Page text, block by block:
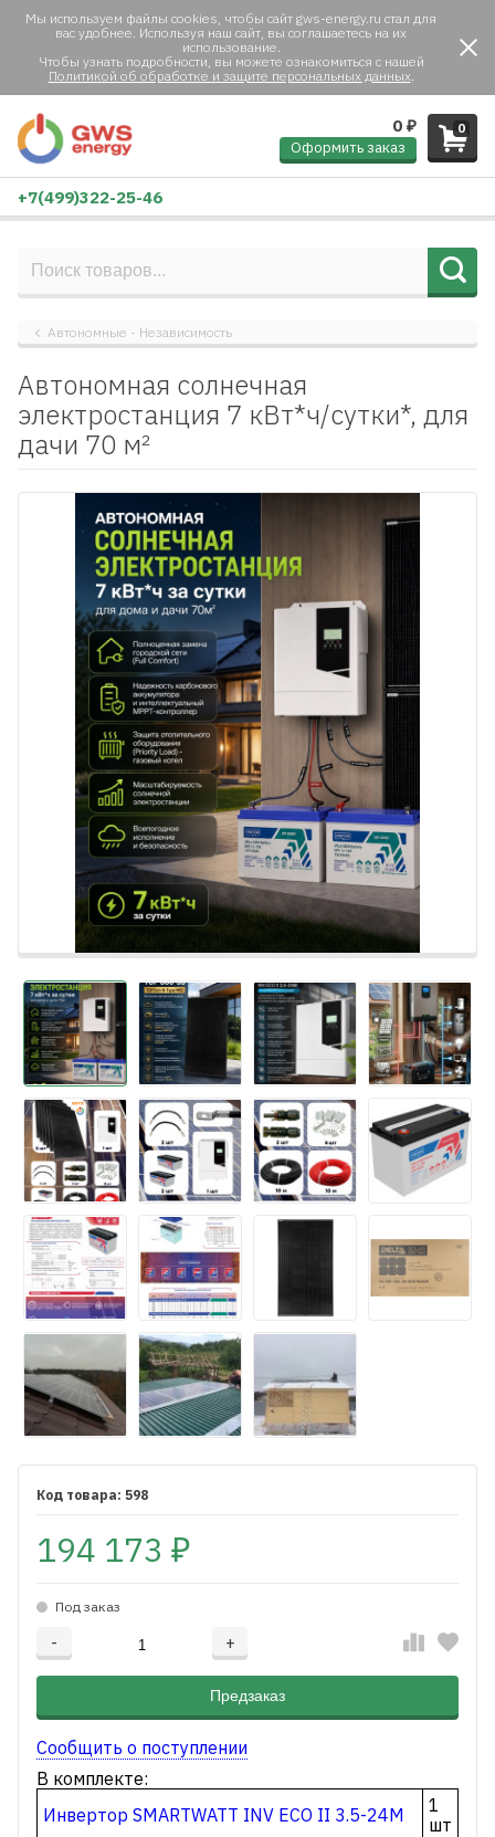
Мы используем файлы cookies, чтобы сайт gws-energy.ru стал для
вас удобнее. Используя наш сайт, вы соглашаетесь на их
использование.
Чтобы узнать подробности, вы можете ознакомиться с нашей
Политикой об обработке и защите персональных данных.
0
0 ₽
Оформить заказ
+7(499)322-25-46
Автономные - Независимость
Автономная солнечная
электростанция 7 кВт*ч/сутки*, для
дачи 70 м²
598
194 173 ₽
Под заказ
- +
Добавляется...
Предзаказ
Добавлен
Сообщить о поступлении
В комплекте:
Инвертор SMARTWATT INV ECO II 3.5-24M
1
шт